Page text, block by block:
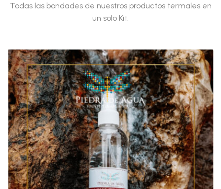
Todas las bondades de nuestros productos termales en
un solo Kit.